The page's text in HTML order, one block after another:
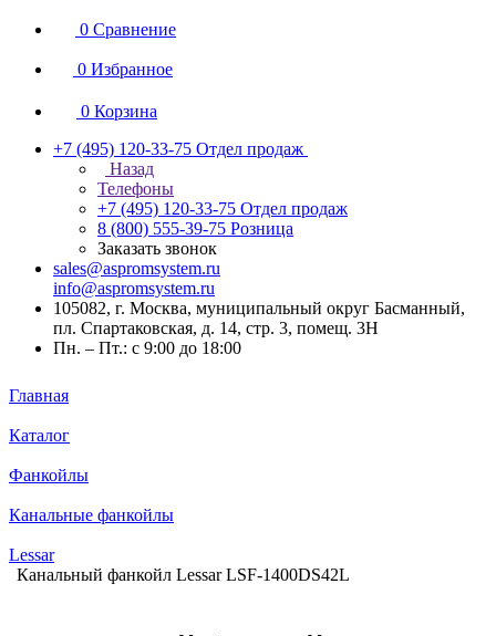
0 Сравнение
0 Избранное
0 Корзина
+7 (495) 120-33-75 Отдел продаж
Назад
Телефоны
+7 (495) 120-33-75 Отдел продаж
8 (800) 555-39-75 Розница
Заказать звонок
sales@aspromsystem.ru
info@aspromsystem.ru
105082, г. Москва, муниципальный округ Басманный,
пл. Спартаковская, д. 14, стр. 3, помещ. 3Н
Пн. – Пт.: с 9:00 до 18:00
Главная
Каталог
Фанкойлы
Канальные фанкойлы
Lessar
Канальный фанкойл Lessar LSF-1400DS42L